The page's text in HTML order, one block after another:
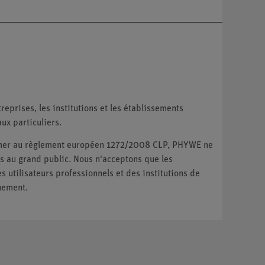
les institutions et les établissements
particuliers.
au règlement européen 1272/2008 CLP, PHYWE ne
grand public. Nous n'acceptons que les
utilisateurs professionnels et des institutions de